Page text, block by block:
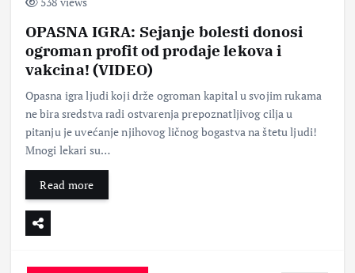
OPASNA IGRA: Sejanje bolesti donosi
ogroman profit od prodaje lekova i
vakcina! (VIDEO)
Opasna igra ljudi koji drže ogroman kapital u svojim rukama
ne bira sredstva radi ostvarenja prepoznatljivog cilja u
pitanju je uvećanje njihovog ličnog bogastva na štetu ljudi!
Mnogi lekari su…
Read more